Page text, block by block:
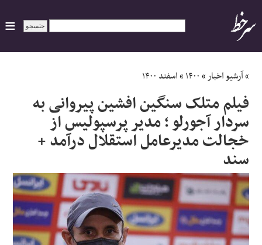
ایران
سیاسی
اقتصاد
ورزشی
جهان
اجتماعی
»آرشیو اخبار»۱۴۰۰»اسفند ۱۴۰۰
فیلم متلک سنگین افشین پیروانی به
سردار آجورلو ؛ مدیر پرسپولیس از
خجالت مدیرعامل استقلال درآمد +
سند